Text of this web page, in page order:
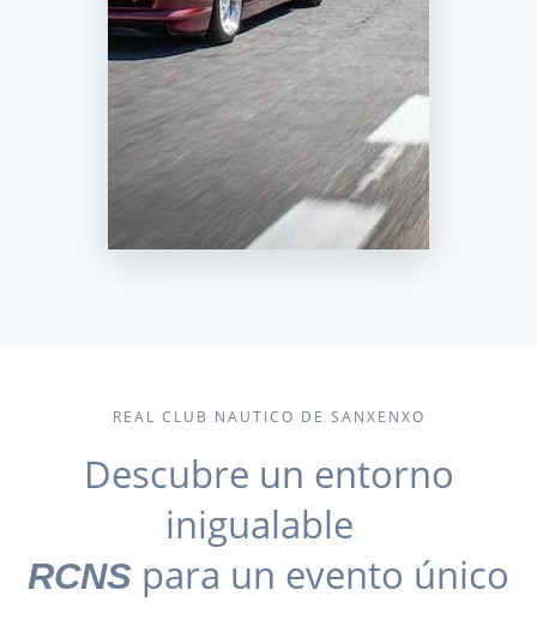
REAL CLUB NAUTICO DE SANXENXO
Descubre un entorno
inigualable
RCNS para un evento único